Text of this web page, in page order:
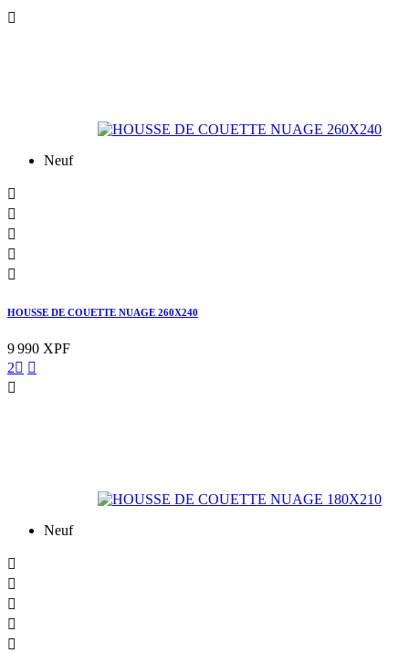

Neuf





HOUSSE DE COUETTE NUAGE 260X240
9 990 XPF
2 

Neuf




